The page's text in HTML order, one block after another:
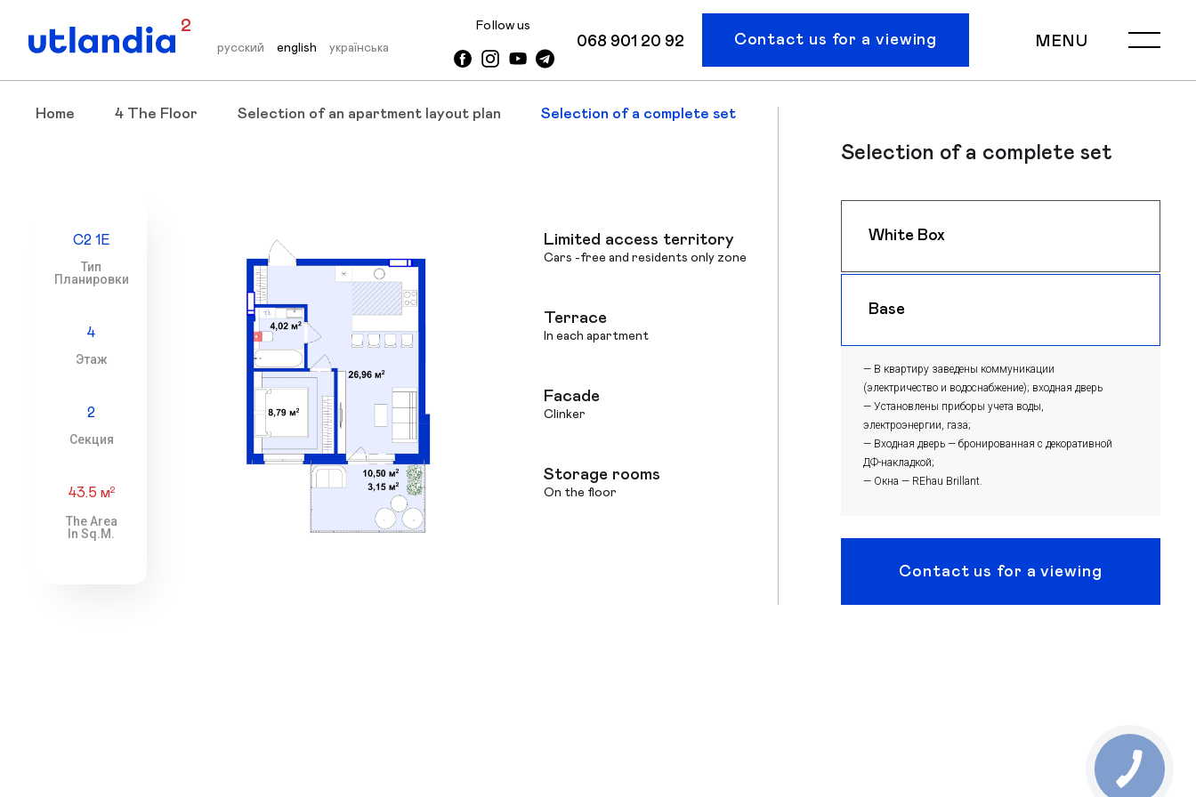
2
русский english українська
Follow us
068 901 20 92 Contact us for a viewing MENU
Home 4 The Floor Selection of an apartment layout plan Selection of a complete set
С2 1Е
Тип
Планировки
4
Этаж
2
Секция
43.5 м2
The Area
In Sq.m.
Limited access territory
Cars -free and residents only zone
Terrace
In each apartment
Facade
Clinker
Storage rooms
On the floor
Selection of a complete set
White Box
Base
— В квартиру заведены коммуникации
(электричество и водоснабжение); входная дверь
— Установлены приборы учета воды,
электроэнергии, газа;
— Входная дверь — бронированная с декоративной
ДФ-накладкой;
— Окна — REhau Brillant.
Contact us for a viewing